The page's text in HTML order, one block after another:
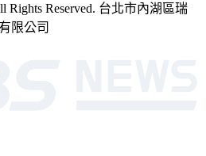
Rights Reserved. 台北市內湖區瑞
限公司